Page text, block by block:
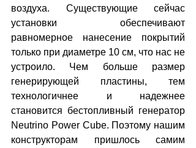
воздуха. Существующие сейчас
установки обеспечивают
равномерное нанесение покрытий
только при диаметре 10 см, что нас не
устроило. Чем больше размер
генерирующей пластины, тем
технологичнее и надежнее
становится бестопливный генератор
Neutrino Power Cube. Поэтому нашим
конструкторам пришлось самим